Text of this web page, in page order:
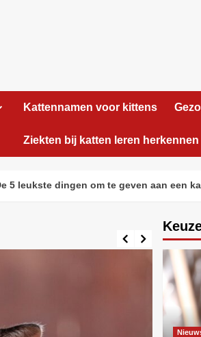
Kattennamen voor kittens
Ziekten bij katten leren herkennen
dingen om te geven aan een